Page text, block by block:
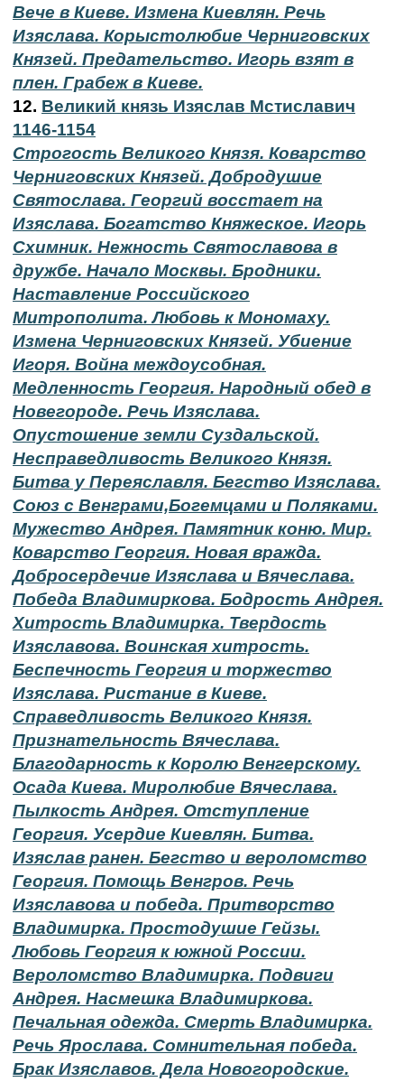
Вече в Киеве. Измена Киевлян. Речь
Изяслава. Корыстолюбие Черниговских
Князей. Предательство. Игорь взят в
плен. Грабеж в Киеве.
12. Великий князь Изяслав Мстиславич
1146-1154
Строгость Великого Князя. Коварство
Черниговских Князей. Добродушие
Святослава. Георгий восстает на
Изяслава. Богатство Княжеское. Игорь
Схимник. Нежность Святославова в
дружбе. Начало Москвы. Бродники.
Наставление Российского
Митрополита. Любовь к Мономаху.
Измена Черниговских Князей. Убиение
Игоря. Война междоусобная.
Медленность Георгия. Народный обед в
Новегороде. Речь Изяслава.
Опустошение земли Суздальской.
Несправедливость Великого Князя.
Битва у Переяславля. Бегство Изяслава.
Союз с Венграми,Богемцами и Поляками.
Мужество Андрея. Памятник коню. Мир.
Коварство Георгия. Новая вражда.
Добросердечие Изяслава и Вячеслава.
Победа Владимиркова. Бодрость Андрея.
Хитрость Владимирка. Твердость
Изяславова. Воинская хитрость.
Беспечность Георгия и торжество
Изяслава. Ристание в Киеве.
Справедливость Великого Князя.
Признательность Вячеслава.
Благодарность к Королю Венгерскому.
Осада Киева. Миролюбие Вячеслава.
Пылкость Андрея. Отступление
Георгия. Усердие Киевлян. Битва.
Изяслав ранен. Бегство и вероломство
Георгия. Помощь Венгров. Речь
Изяславова и победа. Притворство
Владимирка. Простодушие Гейзы.
Любовь Георгия к южной России.
Вероломство Владимирка. Подвиги
Андрея. Насмешка Владимиркова.
Печальная одежда. Смерть Владимирка.
Речь Ярослава. Сомнительная победа.
Брак Изяславов. Дела Новогородские.